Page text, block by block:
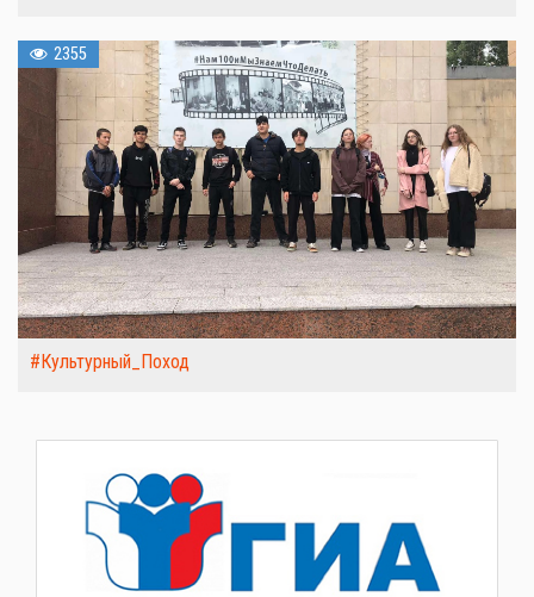
2355
#Культурный_Поход